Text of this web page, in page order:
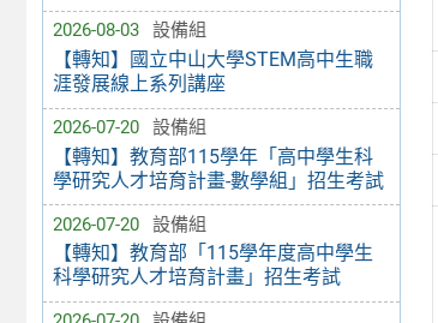
2026-08-03 設備組
【轉知】國立中山大學STEM高中生職
涯發展線上系列講座
2026-07-20 設備組
【轉知】教育部115學年「高中學生科
學研究人才培育計畫-數學組」招生考試
2026-07-20 設備組
【轉知】教育部「115學年度高中學生
科學研究人才培育計畫」招生考試